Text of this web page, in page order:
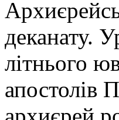
деканату.
літнього
апостолів